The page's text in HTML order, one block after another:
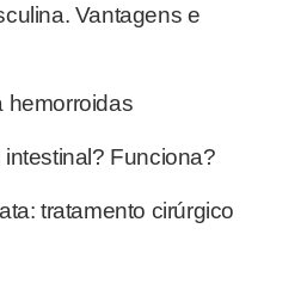
Vantagens e
hemorroidas
Funciona?
tratamento cirúrgico